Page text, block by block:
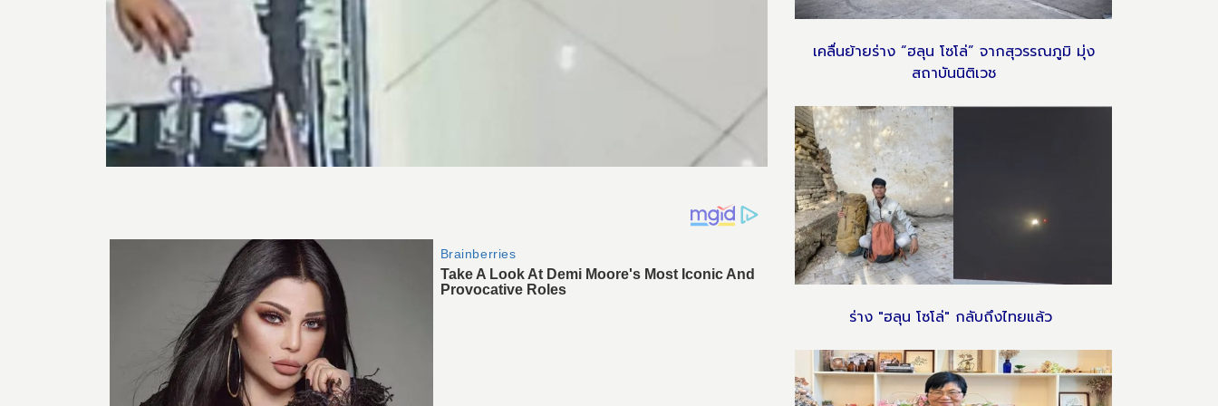
เคลื่นย้ายร่าง “ฮลุน โซโล่” จากสุวรรณภูมิ มุ่ง
สถาบันนิติเวช
ร่าง "ฮลุน โซโล่" กลับถึงไทยแล้ว